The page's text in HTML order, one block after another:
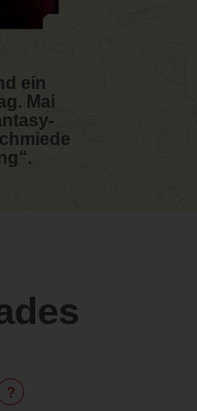
ein
Mai
?